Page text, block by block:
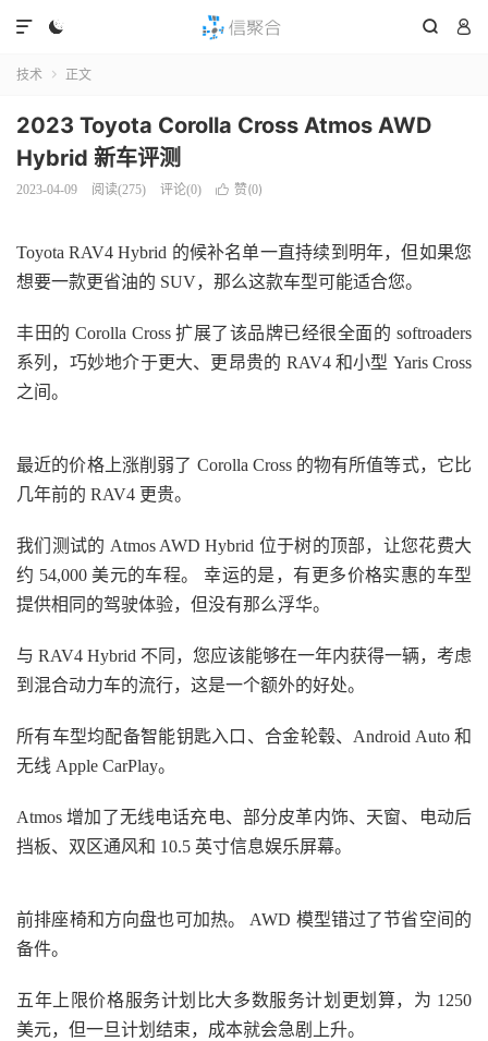
  

技术  正文
2023 Toyota Corolla Cross Atmos AWD
Hybrid 新车评测
2023-04-09 阅读(275) 评论(0)  赞(0)
Toyota RAV4 Hybrid 的候补名单一直持续到明年，但如果您
想要一款更省油的 SUV，那么这款车型可能适合您。
丰田的 Corolla Cross 扩展了该品牌已经很全面的 softroaders
系列，巧妙地介于更大、更昂贵的 RAV4 和小型 Yaris Cross
之间。
最近的价格上涨削弱了 Corolla Cross 的物有所值等式，它比
几年前的 RAV4 更贵。
我们测试的 Atmos AWD Hybrid 位于树的顶部，让您花费大
约 54,000 美元的车程。 幸运的是，有更多价格实惠的车型
提供相同的驾驶体验，但没有那么浮华。
与 RAV4 Hybrid 不同，您应该能够在一年内获得一辆，考虑
到混合动力车的流行，这是一个额外的好处。
所有车型均配备智能钥匙入口、合金轮毂、Android Auto 和
无线 Apple CarPlay。
Atmos 增加了无线电话充电、部分皮革内饰、天窗、电动后
挡板、双区通风和 10.5 英寸信息娱乐屏幕。
前排座椅和方向盘也可加热。 AWD 模型错过了节省空间的
备件。
五年上限价格服务计划比大多数服务计划更划算，为 1250
美元，但一旦计划结束，成本就会急剧上升。